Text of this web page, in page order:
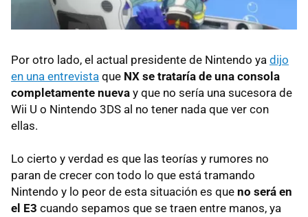
Por otro lado, el actual presidente de Nintendo ya dijo
en una entrevista que NX se trataría de una consola
completamente nueva y que no sería una sucesora de
Wii U o Nintendo 3DS al no tener nada que ver con
ellas.
Lo cierto y verdad es que las teorías y rumores no
paran de crecer con todo lo que está tramando
Nintendo y lo peor de esta situación es que no será en
el E3 cuando sepamos que se traen entre manos, ya